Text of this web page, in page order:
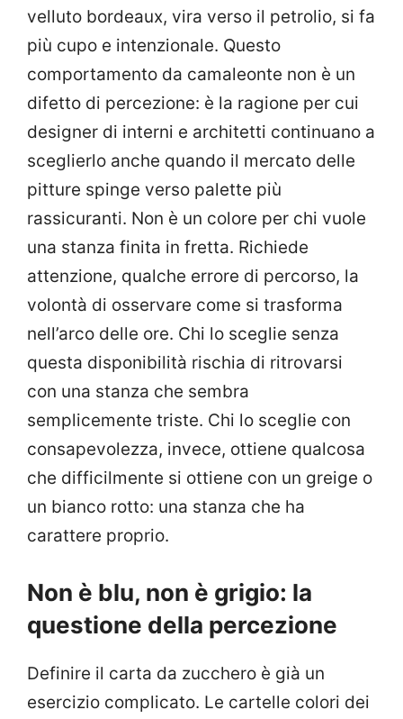
velluto bordeaux, vira verso il petrolio, si fa
più cupo e intenzionale. Questo
comportamento da camaleonte non è un
difetto di percezione: è la ragione per cui
designer di interni e architetti continuano a
sceglierlo anche quando il mercato delle
pitture spinge verso palette più
rassicuranti. Non è un colore per chi vuole
una stanza finita in fretta. Richiede
attenzione, qualche errore di percorso, la
volontà di osservare come si trasforma
nell’arco delle ore. Chi lo sceglie senza
questa disponibilità rischia di ritrovarsi
con una stanza che sembra
semplicemente triste. Chi lo sceglie con
consapevolezza, invece, ottiene qualcosa
che difficilmente si ottiene con un greige o
un bianco rotto: una stanza che ha
carattere proprio.
Non è blu, non è grigio: la
questione della percezione
Definire il carta da zucchero è già un
esercizio complicato. Le cartelle colori dei